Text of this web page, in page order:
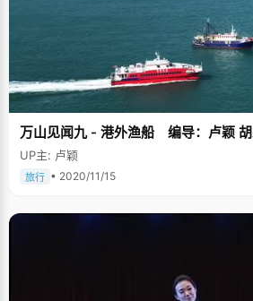
未如网上人们抨击的那样无可救药，他们虽然
思想开放，但也可以爱好学习，长于交际，也可
万山见闻九 - 港外渔船 编导：卢颖
UP主: 卢颖
旅行 • 2020/11/15